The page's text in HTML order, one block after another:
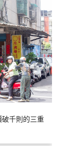
千則的三重